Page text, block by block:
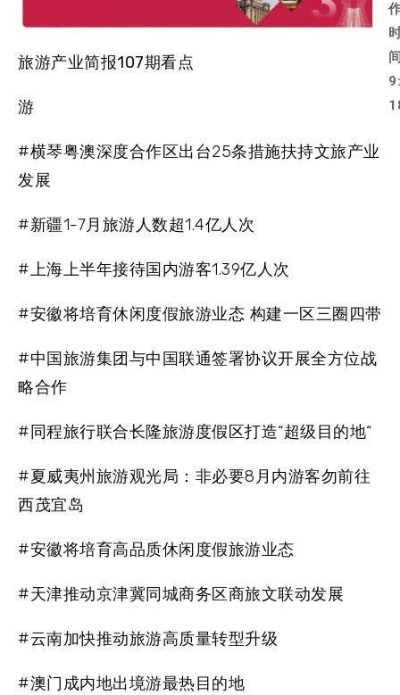
旅游产业简报107期看点
游
#横琴粤澳深度合作区出台25条措施扶持文旅产业
发展
#新疆1-7月旅游人数超1.4亿人次
#上海上半年接待国内游客1.39亿人次
#安徽将培育休闲度假旅游业态 构建一区三圈四带
#中国旅游集团与中国联通签署协议开展全方位战
略合作
#同程旅行联合长隆旅游度假区打造“超级目的地“
#夏威夷州旅游观光局：非必要8月内游客勿前往
西茂宜岛
#安徽将培育高品质休闲度假旅游业态
#天津推动京津冀同城商务区商旅文联动发展
#云南加快推动旅游高质量转型升级
#澳门成内地出境游最热目的地